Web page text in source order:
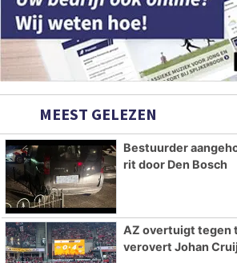
MEEST GELEZEN
Bestuurder
rit door Den Bosch
AZ overtuigt tegen
verovert Johan